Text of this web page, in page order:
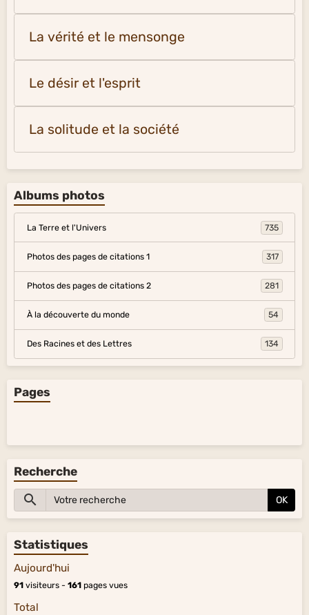
La vérité et le mensonge
Le désir et l'esprit
La solitude et la société
Albums photos
La Terre et l'Univers 735
Photos des pages de citations 1 317
Photos des pages de citations 2 281
À la découverte du monde 54
Des Racines et des Lettres 134
Pages
Recherche
OK
Statistiques
Aujourd'hui
91 visiteurs - 161 pages vues
Total